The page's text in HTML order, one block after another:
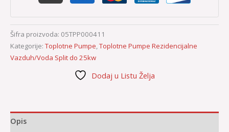
Šifra proizvoda: 05TPP000411
Kategorije: Toplotne Pumpe,Toplotne Pumpe Rezidencijalne
Vazduh/Voda Split do 25kw
Dodaj u Listu Želja
Opis